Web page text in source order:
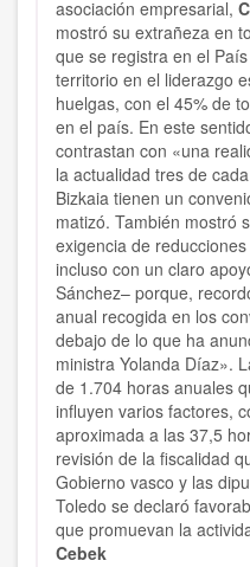
asociación empresarial,
mostró su extrañeza en
que se registra en el
territorio en el liderazgo
huelgas, con el 45% de
en el país. En este
contrastan con «una
la actualidad tres de
Bizkaia tienen un
matizó. También mostró
exigencia de
incluso con un claro
Sánchez– porque,
anual recogida en los
debajo de lo que ha
ministra Yolanda Díaz».
de 1.704 horas anuales
influyen varios factores,
aproximada a las 37,5
revisión de la fiscalidad
Gobierno vasco y las
Toledo se declaró
que promuevan la
Cebek